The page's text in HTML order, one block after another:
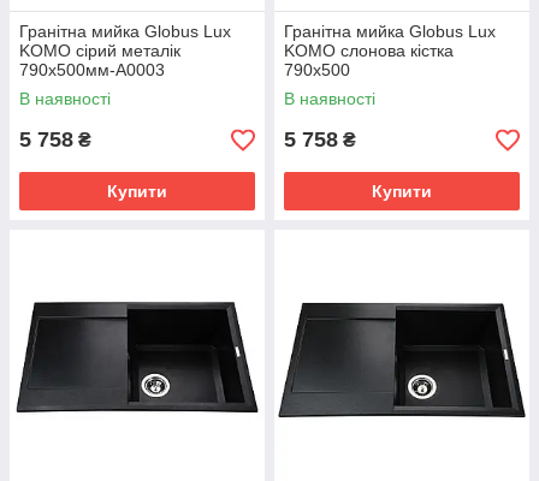
Гранітна мийка Globus Lux
KOMO сірий металік
790х500мм-А0003
В наявності
5 758 ₴
Купити
Гранітна мийка Globus Lux
KOMO слонова кiстка
790х500
В наявності
5 758 ₴
Купити